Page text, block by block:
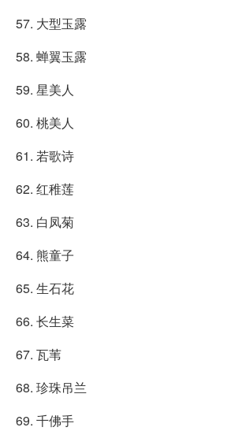
57. 大型玉露
58. 蝉翼玉露
59. 星美人
60. 桃美人
61. 若歌诗
62. 红稚莲
63. 白凤菊
64. 熊童子
65. 生石花
66. 长生菜
67. 瓦苇
68. 珍珠吊兰
69. 千佛手